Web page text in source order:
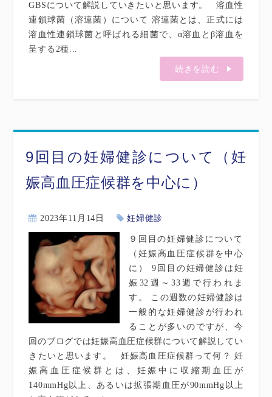
GBSについて解説していきたいと思います。 溶血性
連鎖球菌（溶連菌）について 溶連菌とは、正式には
溶血性連鎖球菌と呼ばれる細菌で、α溶血とβ溶血を
呈する2種...
続きを読む
9回目の妊婦健診について（妊
娠高血圧症候群を中心に）
2023年11月14日 妊婦健診
９回目の妊婦健診について
（妊娠高血圧症候群を中心
に） 9回目の妊婦健診は妊
娠32週～33週で行われま
す。 この週数の妊婦健診は
一般的な妊婦健診が行われ
ることが多いのですが、今
回のブログでは妊娠高血圧症候群について解説してい
きたいと思います。 妊娠高血圧症候群って何？ 妊
娠高血圧症候群とは、妊娠中に収縮期血圧が
140mmHg以上、あるいは拡張期血圧が90mmHg以上